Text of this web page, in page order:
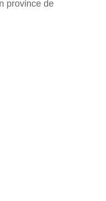
province de